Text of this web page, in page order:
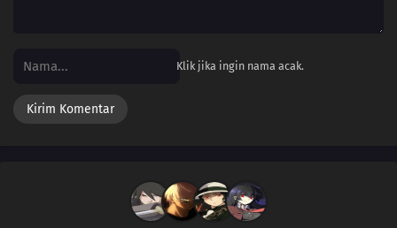
Klik jika ingin nama acak.